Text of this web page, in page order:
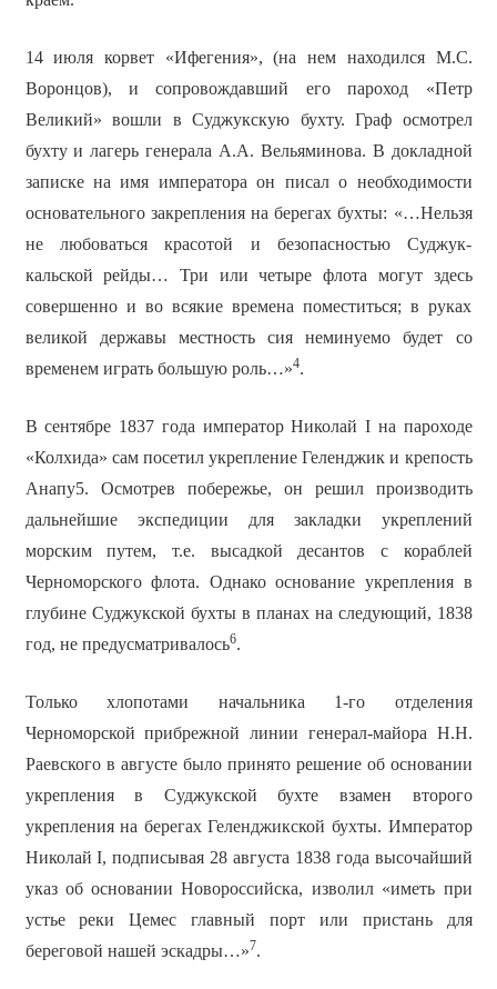
14 июля корвет «Ифегения», (на нем находился М.С.
Воронцов), и сопровождавший его пароход «Петр
Великий» вошли в Суджукскую бухту. Граф осмотрел
бухту и лагерь генерала А.А. Вельяминова. В докладной
записке на имя императора он писал о необходимости
основательного закрепления на берегах бухты: «…Нельзя
не любоваться красотой и безопасностью Суджук-
кальской рейды… Три или четыре флота могут здесь
совершенно и во всякие времена поместиться; в руках
великой державы местность сия неминуемо будет со
временем играть большую роль…»4.
В сентябре 1837 года император Николай I на пароходе
«Колхида» сам посетил укрепление Геленджик и крепость
Анапу5. Осмотрев побережье, он решил производить
дальнейшие экспедиции для закладки укреплений
морским путем, т.е. высадкой десантов с кораблей
Черноморского флота. Однако основание укрепления в
глубине Суджукской бухты в планах на следующий, 1838
год, не предусматривалось6.
Только хлопотами начальника 1-го отделения
Черноморской прибрежной линии генерал-майора Н.Н.
Раевского в августе было принято решение об основании
укрепления в Суджукской бухте взамен второго
укрепления на берегах Геленджикской бухты. Император
Николай I, подписывая 28 августа 1838 года высочайший
указ об основании Новороссийска, изволил «иметь при
устье реки Цемес главный порт или пристань для
береговой нашей эскадры…»7.